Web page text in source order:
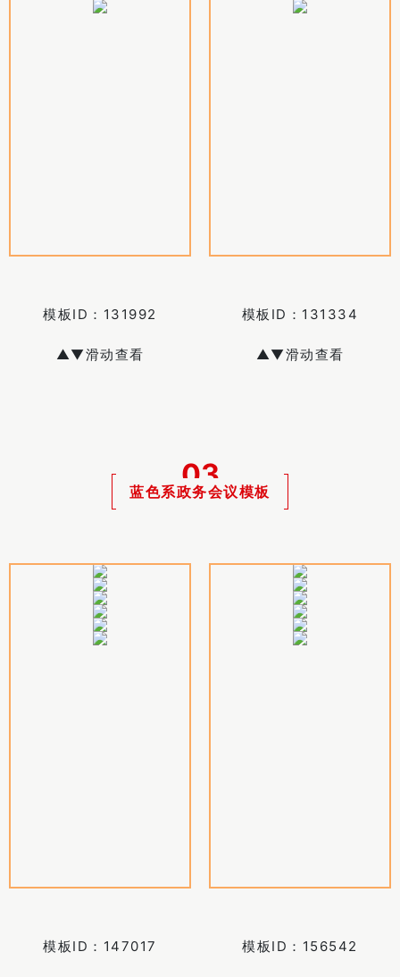
模板ID： 131992
▲▼滑动查看
模板ID： 131334
▲▼滑动查看
03
蓝色系政务会议模板
模板ID： 147017 模板ID： 156542